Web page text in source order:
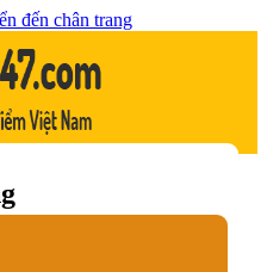
đến chân trang